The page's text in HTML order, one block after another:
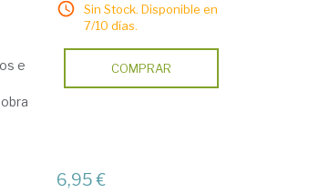
e
Sin Stock. Disponible en
7/10 días.
COMPRAR
6,95 €